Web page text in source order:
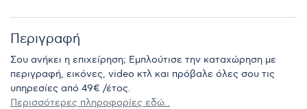
Περιγραφή
Σου ανήκει η επιχείρηση; Εμπλούτισε την καταχώρηση με
περιγραφή, εικόνες, video κτλ και πρόβαλε όλες σου τις
υπηρεσίες από 49€ /έτος.
Περισσότερες πληροφορίες εδώ..